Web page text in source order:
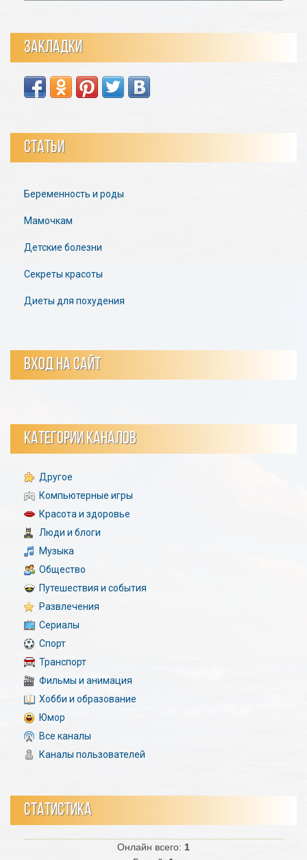
ЗАКЛАДКИ
СТАТЬИ
Беременность и роды
Мамочкам
Детские болезни
Секреты красоты
Диеты для похудения
ВХОД НА САЙТ
КАТЕГОРИИ КАНАЛОВ
Другое
Компьютерные игры
Красота и здоровье
Люди и блоги
Музыка
Общество
Путешествия и события
Развлечения
Сериалы
Спорт
Транспорт
Фильмы и анимация
Хобби и образование
Юмор
Все каналы
Каналы пользователей
СТАТИСТИКА
Онлайн всего: 1